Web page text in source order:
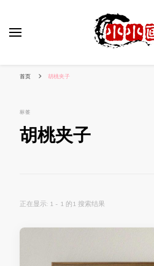
首页 胡桃夹子
标签
胡桃夹子
正在显示: 1 - 1 的1 搜索结果